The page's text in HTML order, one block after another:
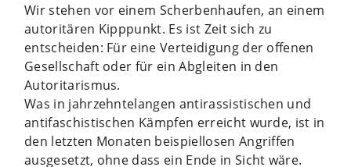
Wir stehen vor einem Scherbenhaufen, an einem
autoritären Kipppunkt. Es ist Zeit sich zu
entscheiden: Für eine Verteidigung der offenen
Gesellschaft oder für ein Abgleiten in den
Autoritarismus.
Was in jahrzehntelangen antirassistischen und
antifaschistischen Kämpfen erreicht wurde, ist in
den letzten Monaten beispiellosen Angriffen
ausgesetzt, ohne dass ein Ende in Sicht wäre.